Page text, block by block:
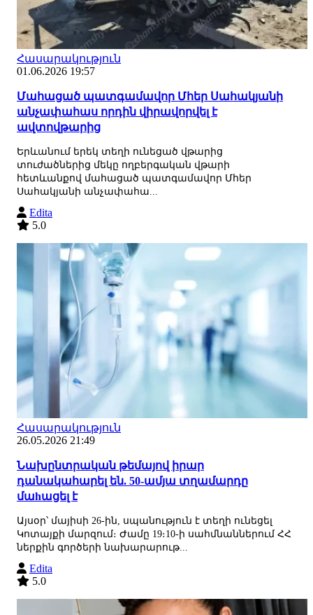
Հասարակություն
01.06.2026 19:57
Մահացած պատգամավոր Մհեր Սահակյանի
անչափահաս որդին վիրավորվել է
ավտովթարից
Երևանում երեկ տեղի ունեցած վթարից
տուժածներից մեկը ողբերգական վթարի
հետևանքով մահացած պատգամավոր Մհեր
Սահակյանի անչափահա...
Edita
5.0
Հասարակություն
26.05.2026 21:49
Նախընտրական թեմայով իրար
դանակահարել են. 50-ամյա տղամարդը
մաhացել է
Այսօր՝ մայիսի 26-ին, սպանություն է տեղի ունեցել
Կոտայքի մարզում։ Ժամը 19։10-ի սահմնաններում ՀՀ
ներքին գործերի նախարարութ...
Edita
5.0